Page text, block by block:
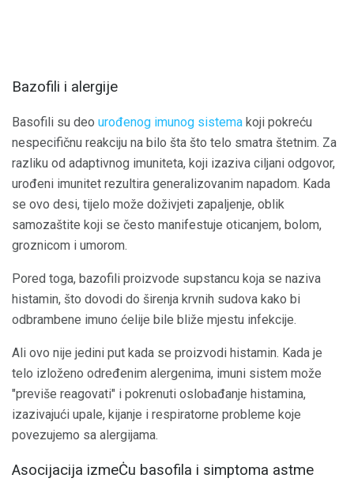
Bazofili i alergije
Basofili su deo urođenog imunog sistema koji pokreću
nespecifičnu reakciju na bilo šta što telo smatra štetnim. Za
razliku od adaptivnog imuniteta, koji izaziva ciljani odgovor,
urođeni imunitet rezultira generalizovanim napadom. Kada
se ovo desi, tijelo može doživjeti zapaljenje, oblik
samozaštite koji se često manifestuje oticanjem, bolom,
groznicom i umorom.
Pored toga, bazofili proizvode supstancu koja se naziva
histamin, što dovodi do širenja krvnih sudova kako bi
odbrambene imuno ćelije bile bliže mjestu infekcije.
Ali ovo nije jedini put kada se proizvodi histamin. Kada je
telo izloženo određenim alergenima, imuni sistem može
"previše reagovati" i pokrenuti oslobađanje histamina,
izazivajući upale, kijanje i respiratorne probleme koje
povezujemo sa alergijama.
Asocijacija izmeĊu basofila i simptoma astme